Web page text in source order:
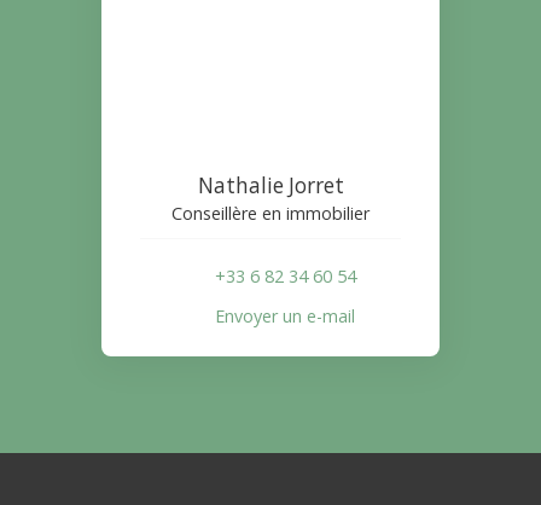
Nathalie Jorret
Conseillère en immobilier
+33 6 82 34 60 54
Envoyer un e-mail